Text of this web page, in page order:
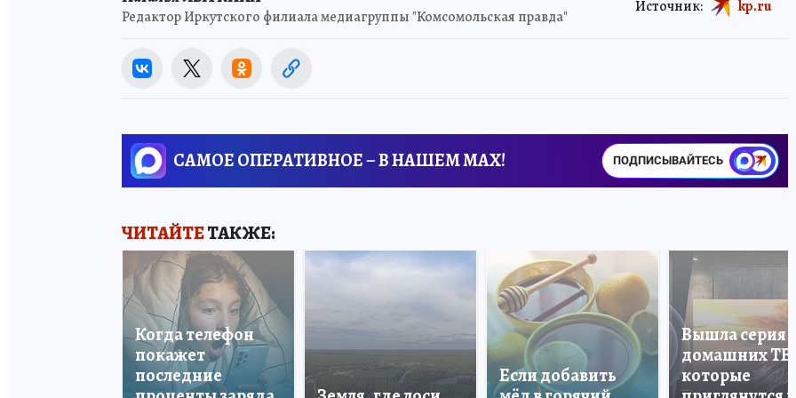
Редактор Иркутского филиала медиагруппы "Комсомольская правда"
Источник: kp.ru
САМОЕ ОПЕРАТИВНОЕ – В НАШЕМ MAX! ПОДПИСЫВАЙТЕСЬ
ЧИТАЙТЕТАКЖЕ:
Когда телефон
покажет
последние
Если добавить
Вышла серия
домашних ТВ,
которые